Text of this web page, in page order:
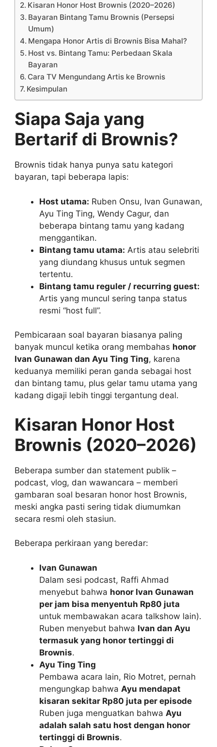
Kisaran Honor Host Brownis (2020–2026)
Bayaran Bintang Tamu Brownis (Persepsi
Umum)
Mengapa Honor Artis di Brownis Bisa Mahal?
Host vs. Bintang Tamu: Perbedaan Skala
Bayaran
Cara TV Mengundang Artis ke Brownis
Kesimpulan
Siapa Saja yang
Bertarif di Brownis?
Brownis tidak hanya punya satu kategori
bayaran, tapi beberapa lapis:
Host utama: Ruben Onsu, Ivan Gunawan,
Ayu Ting Ting, Wendy Cagur, dan
beberapa bintang tamu yang kadang
menggantikan.
Bintang tamu utama: Artis atau selebriti
yang diundang khusus untuk segmen
tertentu.
Bintang tamu reguler / recurring guest:
Artis yang muncul sering tanpa status
resmi “host full”.
Pembicaraan soal bayaran biasanya paling
banyak muncul ketika orang membahas honor
Ivan Gunawan dan Ayu Ting Ting, karena
keduanya memiliki peran ganda sebagai host
dan bintang tamu, plus gelar tamu utama yang
kadang digaji lebih tinggi tergantung deal.
Kisaran Honor Host
Brownis (2020–2026)
Beberapa sumber dan statement publik –
podcast, vlog, dan wawancara – memberi
gambaran soal besaran honor host Brownis,
meski angka pasti sering tidak diumumkan
secara resmi oleh stasiun.
Beberapa perkiraan yang beredar:
Ivan Gunawan
Dalam sesi podcast, Raffi Ahmad
menyebut bahwa honor Ivan Gunawan
per jam bisa menyentuh Rp80 juta
untuk membawakan acara talkshow lain).
Ruben menyebut bahwa Ivan dan Ayu
termasuk yang honor tertinggi di
Brownis.
Ayu Ting Ting
Pembawa acara lain, Rio Motret, pernah
mengungkap bahwa Ayu mendapat
kisaran sekitar Rp80 juta per episode
Ruben juga menguatkan bahwa Ayu
adalah salah satu host dengan honor
tertinggi di Brownis.